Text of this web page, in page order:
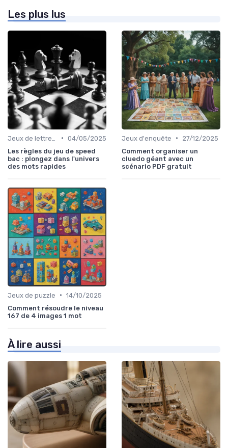
Les plus lus
• 04/05/2025
Les règles du jeu de speed
bac : plongez dans l'univers
des mots rapides
Jeux d'enquête •
27/12/2025
Comment organiser un
cluedo géant avec un
scénario PDF gratuit
Jeux de puzzle • 14/10/2025
Comment résoudre le niveau
167 de 4 images 1 mot
À lire aussi